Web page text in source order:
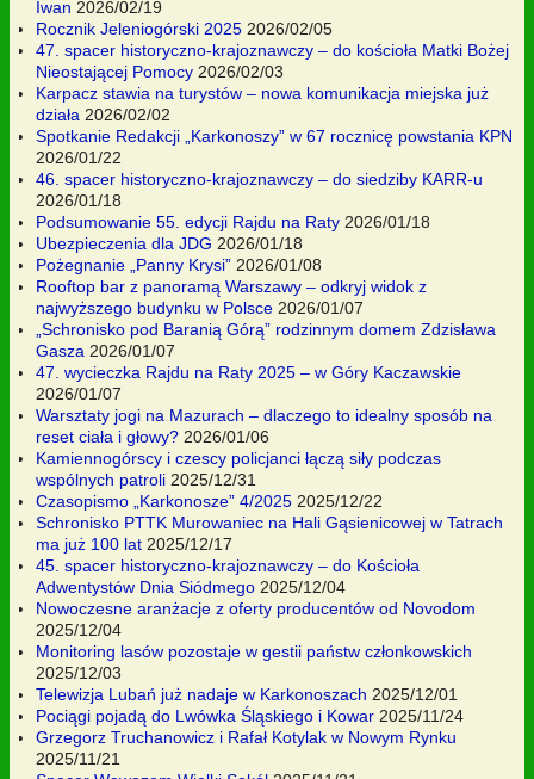
Iwan 2026/02/19
Rocznik Jeleniogórski 2025 2026/02/05
47. spacer historyczno-krajoznawczy – do kościoła Matki Bożej
Nieostającej Pomocy 2026/02/03
Karpacz stawia na turystów – nowa komunikacja miejska już
działa 2026/02/02
Spotkanie Redakcji „Karkonoszy” w 67 rocznicę powstania KPN
2026/01/22
46. spacer historyczno-krajoznawczy – do siedziby KARR-u
2026/01/18
Podsumowanie 55. edycji Rajdu na Raty 2026/01/18
Ubezpieczenia dla JDG 2026/01/18
Pożegnanie „Panny Krysi” 2026/01/08
Rooftop bar z panoramą Warszawy – odkryj widok z
najwyższego budynku w Polsce 2026/01/07
„Schronisko pod Baranią Górą” rodzinnym domem Zdzisława
Gasza 2026/01/07
47. wycieczka Rajdu na Raty 2025 – w Góry Kaczawskie
2026/01/07
Warsztaty jogi na Mazurach – dlaczego to idealny sposób na
reset ciała i głowy? 2026/01/06
Kamiennogórscy i czescy policjanci łączą siły podczas
wspólnych patroli 2025/12/31
Czasopismo „Karkonosze” 4/2025 2025/12/22
Schronisko PTTK Murowaniec na Hali Gąsienicowej w Tatrach
ma już 100 lat 2025/12/17
45. spacer historyczno-krajoznawczy – do Kościoła
Adwentystów Dnia Siódmego 2025/12/04
Nowoczesne aranżacje z oferty producentów od Novodom
2025/12/04
Monitoring lasów pozostaje w gestii państw członkowskich
2025/12/03
Telewizja Lubań już nadaje w Karkonoszach 2025/12/01
Pociągi pojadą do Lwówka Śląskiego i Kowar 2025/11/24
Grzegorz Truchanowicz i Rafał Kotylak w Nowym Rynku
2025/11/21